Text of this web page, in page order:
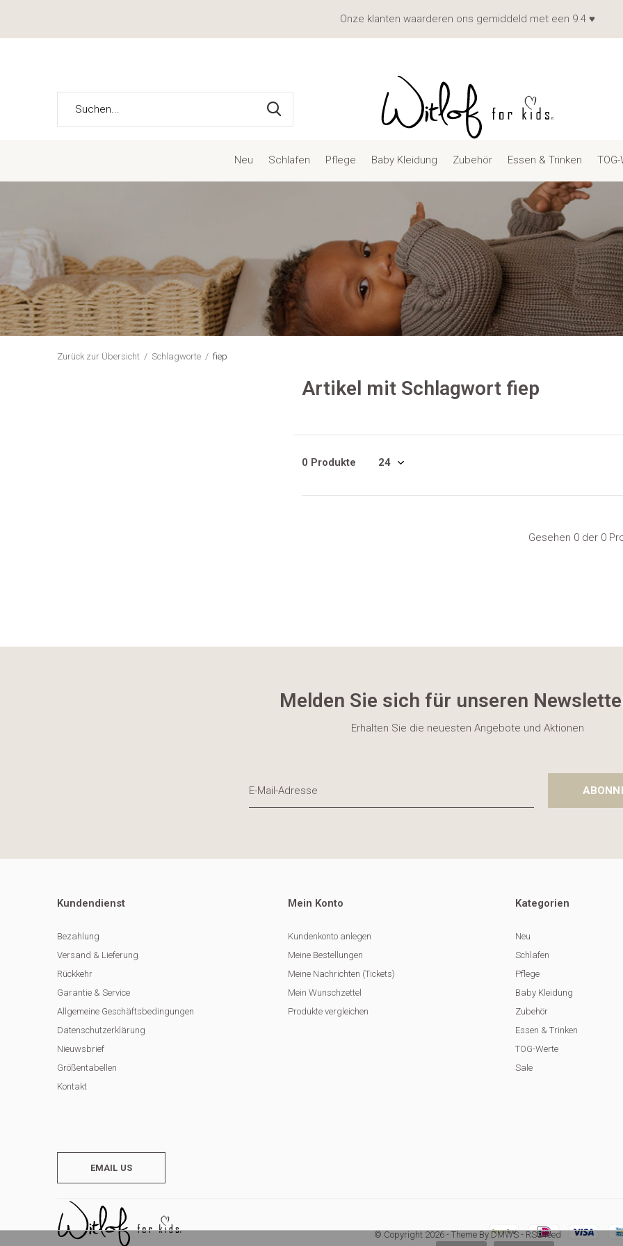
Neu Schlafen Pflege Baby Kleidung Zubehör Essen & Trinken
Onze klanten waarderen ons gemiddeld met een 9.4 ♥
Zurück zur Übersicht Schlagworte fiep
Artikel mit Schlagwort fiep
0 Produkte
Gesehen 0 der 0
Melden Sie sich für unseren
Erhalten Sie die neuesten Angebote und Aktionen
Kundendienst
Bezahlung
Versand & Lieferung
Rückkehr
Garantie & Service
Allgemeine Geschäftsbedingungen
Datenschutzerklärung
Nieuwsbrief
Größentabellen
Kontakt
Mein Konto
Kundenkonto anlegen
Meine Bestellungen
Meine Nachrichten (Tickets)
Mein Wunschzettel
Produkte vergleichen
Kategorien
Neu
Schlafen
Pflege
Baby Kleidung
Zubehör
Essen & Trinken
TOG-Werte
Sale
EMAIL US
© Copyright 2026- Theme By DMWS- RSS feed